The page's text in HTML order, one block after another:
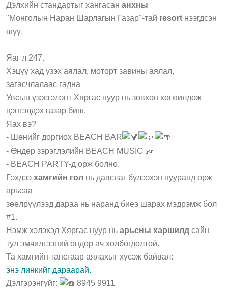
Дэлхийн стандартыг хангасан анхны
"Монголын Наран Шарлагын Газар"-тай resort нээгдсэн
шүү.
Яаг л 247.
Хэцүү хад үзэх аялал, моторт завины аялал,
загасчлалаас гадна
Увсын үзэсгэлэнт Хяргас нуур нь зөвхөн хөгжилдөж
цэнгэлдэх газар биш.
Яах вэ?
- Шөнийг доргиох BEACH BAR
- Өндөр зэрэглэлийн BEACH MUSIC 🎶
- BEACH PARTY-д орж болно.
Гэхдээ хамгийн гол нь давслаг бүлээхэн нууранд орж
арьсаа
зөөлрүүлээд дараа нь наранд биеэ шарах мэдрэмж бол
#1.
Нэмж хэлэхэд Хяргас нуур нь арьсны харшилд сайн
тул эмчилгээний өндөр ач холбогдолтой.
Та хамгийн тансгаар аялахыг хүсэж байвал:
энэ линкийг дараарай.
Дэлгэрэнгүйг:
8945 9911